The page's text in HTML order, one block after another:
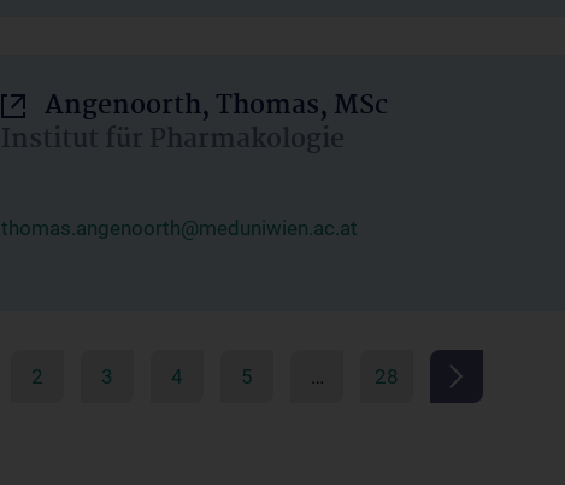
Angenoorth, Thomas, MSc
Institut für Pharmakologie
thomas.angenoorth@meduniwien.ac.at
2 3 4 5 … 28